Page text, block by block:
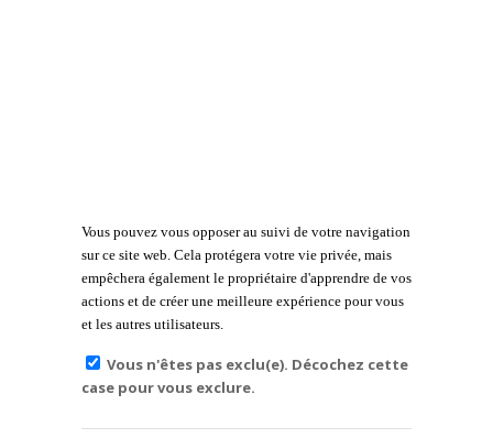
Vous pouvez vous opposer au suivi de votre navigation
sur ce site web. Cela protégera votre vie privée, mais
empêchera également le propriétaire d'apprendre de vos
actions et de créer une meilleure expérience pour vous
et les autres utilisateurs.
Vous n'êtes pas exclu(e). Décochez cette
case pour vous exclure.